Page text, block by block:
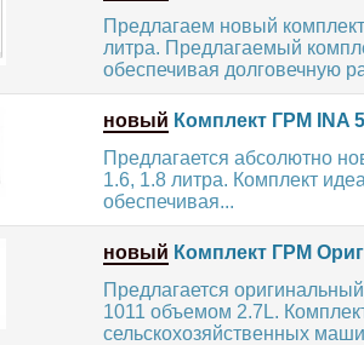
Предлагаем новый
литра. Предлагаемый
обеспечивая долговечную
новый Комплект ГРМ INA
Предлагается абсолютно
1.6, 1.8 литра. Комплект
обеспечивая...
новый Комплект ГРМ
Предлагается
1011 объемом 2.7L.
сельскохозяйственных